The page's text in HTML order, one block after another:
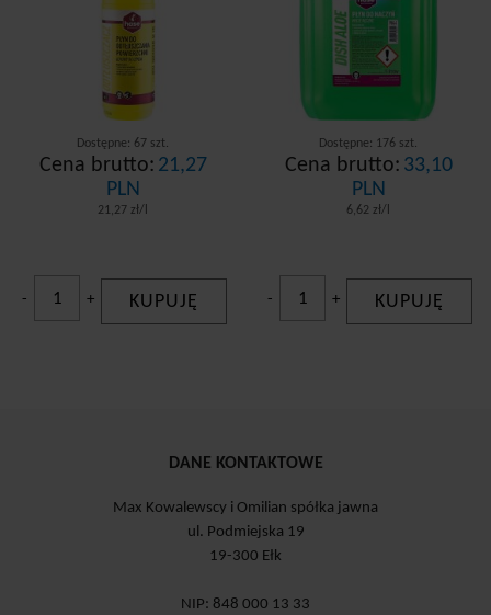
Dostępne: 67 szt.
Cena brutto: 21,27
PLN
21,27 zł/l
- + KUPUJĘ
Dostępne: 176 szt.
Cena brutto: 33,10
PLN
6,62 zł/l
- + KUPUJĘ
DANE KONTAKTOWE
Max Kowalewscy i Omilian spółka jawna
ul. Podmiejska 19
19-300 Ełk
NIP: 848 000 13 33